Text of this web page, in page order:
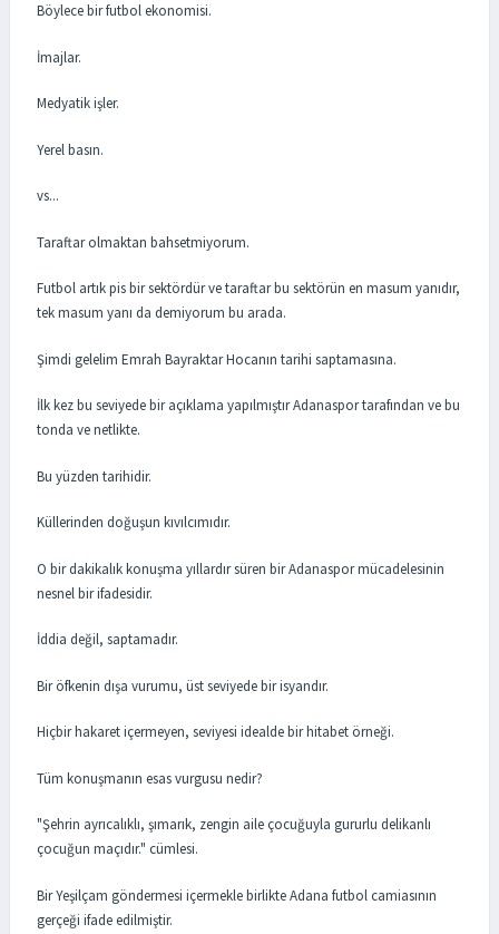
Böylece bir futbol ekonomisi.
İmajlar.
Medyatik işler.
Yerel basın.
vs...
Taraftar olmaktan bahsetmiyorum.
Futbol artık pis bir sektördür ve taraftar bu sektörün en masum yanıdır,
tek masum yanı da demiyorum bu arada.
Şimdi gelelim Emrah Bayraktar Hocanın tarihi saptamasına.
İlk kez bu seviyede bir açıklama yapılmıştır Adanaspor tarafından ve bu
tonda ve netlikte.
Bu yüzden tarihidir.
Küllerinden doğuşun kıvılcımıdır.
O bir dakikalık konuşma yıllardır süren bir Adanaspor mücadelesinin
nesnel bir ifadesidir.
İddia değil, saptamadır.
Bir öfkenin dışa vurumu, üst seviyede bir isyandır.
Hiçbir hakaret içermeyen, seviyesi idealde bir hitabet örneği.
Tüm konuşmanın esas vurgusu nedir?
"Şehrin ayrıcalıklı, şımarık, zengin aile çocuğuyla gururlu delikanlı
çocuğun maçıdır." cümlesi.
Bir Yeşilçam göndermesi içermekle birlikte Adana futbol camiasının
gerçeği ifade edilmiştir.